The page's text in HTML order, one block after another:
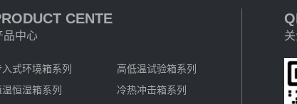
CENTE
品中心
入式环境箱系列
高低温试验箱系列
恒湿箱系列
冷热冲击箱系列
关